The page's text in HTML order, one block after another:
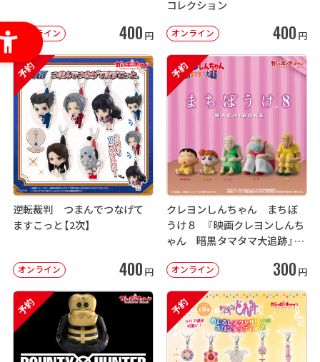
オンライン 400 円
コレクション
オンライン 400 円
予約
逆転裁判 つまんでつなげて
ますこっと【2次】
オンライン 400 円
予約
クレヨンしんちゃん まちぼ
うけ８ 『映画クレヨンしんち
ゃん 暗黒タマタマ大追跡』【2
オンライン 300 円
予約 予約